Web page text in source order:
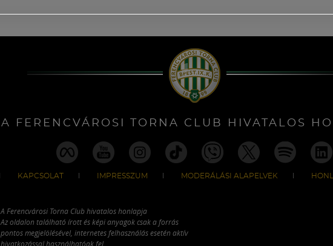
A FERENCVÁROSI TORNA CLUB HIVATALOS
KAPCSOLAT IMPRESSZUM MODERÁLÁSI ALAPELVEK
A Ferencvárosi Torna Club hivatalos honlapja
Az oldalon található írott és képi anyagok csak a forrás
pontos megjelölésével, internetes felhasználás esetén aktív
hivatkozással használhatóak fel.